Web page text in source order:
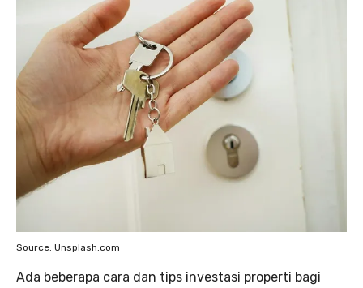
Source: Unsplash.com
Ada beberapa cara dan tips investasi properti bagi